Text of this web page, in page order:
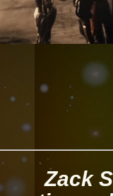
Zack